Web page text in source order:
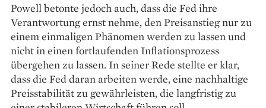
Powell betonte jedoch auch, dass die Fed ihre
Verantwortung ernst nehme, den Preisanstieg nur zu
einem einmaligen Phänomen werden zu lassen und
nicht in einen fortlaufenden Inflationsprozess
übergehen zu lassen. In seiner Rede stellte er klar,
dass die Fed daran arbeiten werde, eine nachhaltige
Preisstabilität zu gewährleisten, die langfristig zu